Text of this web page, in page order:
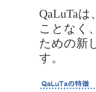
QaLuTa
ことなく
ための新
す。